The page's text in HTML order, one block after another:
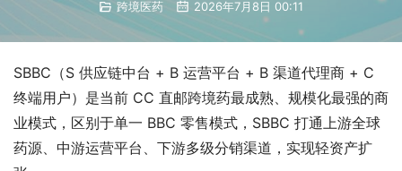
跨境医药 2026年7月8日 00:11
SBBC（S 供应链中台 + B 运营平台 + B 渠道代理商 + C
终端用户）是当前 CC 直邮跨境药最成熟、规模化最强的商
业模式，区别于单一 BBC 零售模式，SBBC 打通上游全球
药源、中游运营平台、下游多级分销渠道，实现轻资产扩